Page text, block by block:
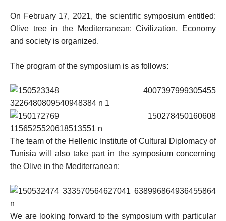
On February 17, 2021, the scientific symposium entitled:
Olive tree in the Mediterranean: Civilization, Economy
and society is organized.
The program of the symposium is as follows:
The team of the Hellenic Institute of Cultural Diplomacy of
Tunisia will also take part in the symposium concerning
the Olive in the Mediterranean:
We are looking forward to the symposium with particular